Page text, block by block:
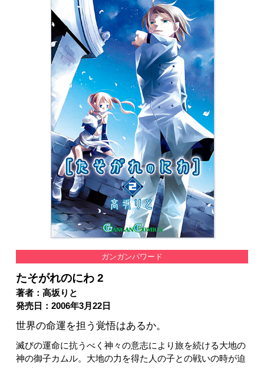
会社情報 採用情報
スクウェア・エニックス サイト内検索
ガンガンパワード
たそがれのにわ 2
著者：高坂りと
発売日：2006年3月22日
世界の命運を担う覚悟はあるか。
滅びの運命に抗うべく神々の意志により旅を続ける大地の
神の御子カムル。大地の力を得た人の子との戦いの時が迫